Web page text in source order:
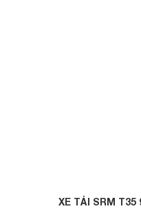
XE TẢI SRM T35